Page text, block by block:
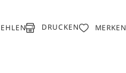
DRUCKEN MERKEN